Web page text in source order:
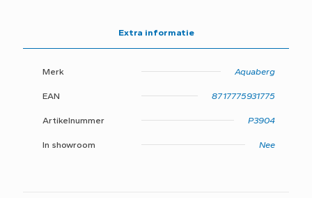
Extra informatie
Merk Aquaberg
EAN 8717775931775
Artikelnummer P3904
In showroom Nee